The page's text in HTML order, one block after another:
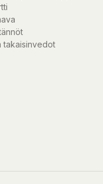
takaisinvedot